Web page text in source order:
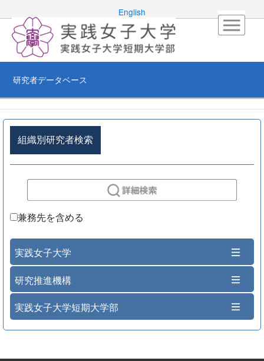
English
研究者データベース
組織別研究者検索
兼務先を含める
実践女子大学
研究推進機構
実践女子大学短期大学部